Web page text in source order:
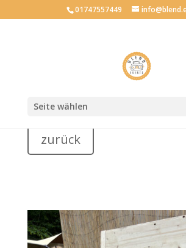
01747557449
Seite wählen
Mietartikel
zurück